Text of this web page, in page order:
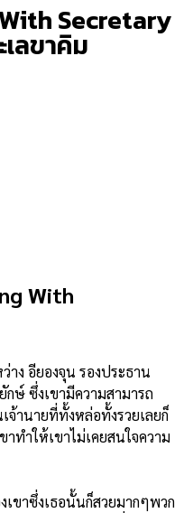
Secretary
ลขาคิม
With
าง อียองจุน รองประธาน
ษ์ ซึ่งเขามีความสามารถ
จ้านายที่ทั้งหล่อทั้งรวยเลยก็
าทำให้เขาไม่เคยสนใจความ
เขาซึ่งเธอนั้นก็สวยมากๆพวก